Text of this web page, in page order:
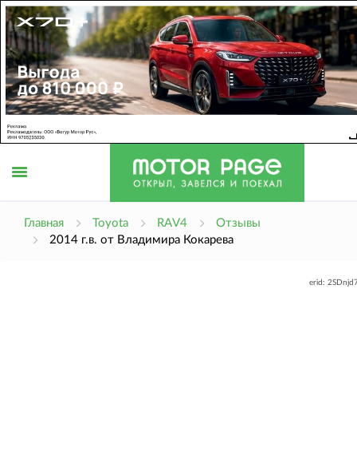
Главная Toyota RAV4
Отзывы
2014 г.в. от Владимира Кокарева
erid: